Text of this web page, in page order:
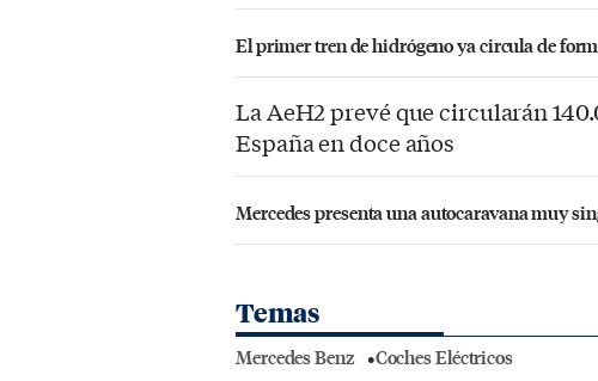
El primer tren de hidrógeno ya circula de
La AeH2 prevé que circularán
España en doce años
Mercedes presenta una autocaravana muy
Temas
Mercedes Benz Coches Eléctricos